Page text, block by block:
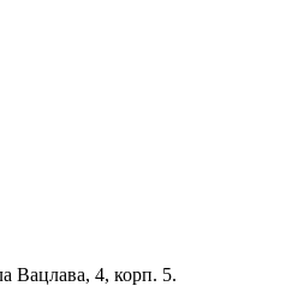
Вацлава, 4, корп. 5.